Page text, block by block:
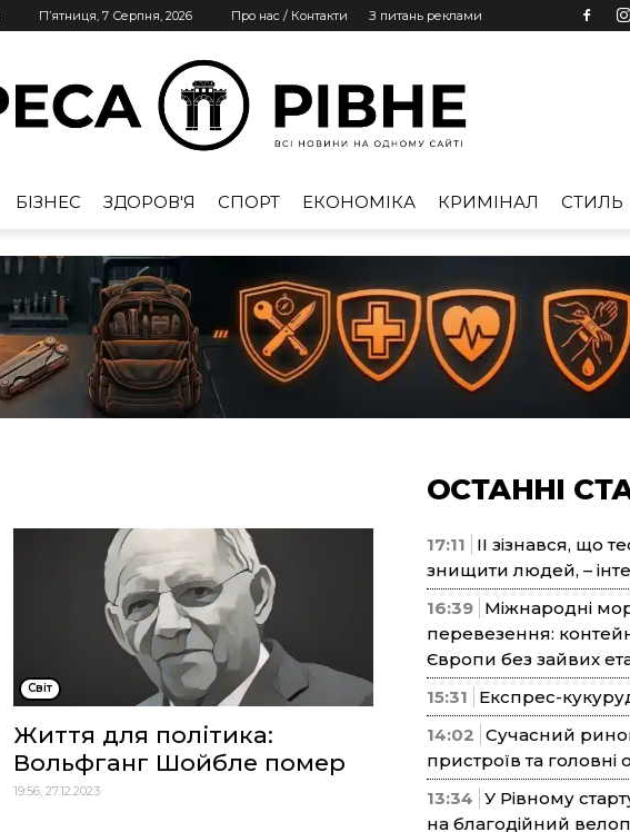
П’ятниця, 7 Серпня, 2026 Про нас / Контакти З питань реклами
Рівне
БІЗНЕС ЗДОРОВ'Я СПОРТ ЕКОНОМІКА КРИМІНАЛ СТИЛЬ
Cвіт
Життя для політика:
Вольфганг Шойбле помер
19:56, 27.12.2023
ОСТАННІ
17:11
ІІ зізнався, що
знищити людей, –
16:39 Міжнародні
перевезення:
Європи без зайвих
15:31
Експрес-
14:02 Сучасний
пристроїв та головні
13:34 У Рівному
на благодійний